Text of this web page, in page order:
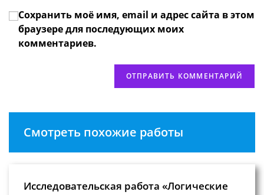
веб-
сайта
(необязательно)
Сохранить моё имя, email и адрес сайта в этом
браузере для последующих моих
комментариев.
Смотреть похожие работы
Исследовательская работа «Логические